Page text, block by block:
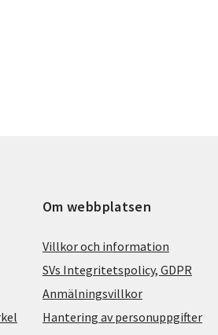
Om webbplatsen
Villkor och information
SVs Integritetspolicy, GDPR
Anmälningsvillkor
Hantering av personuppgifter